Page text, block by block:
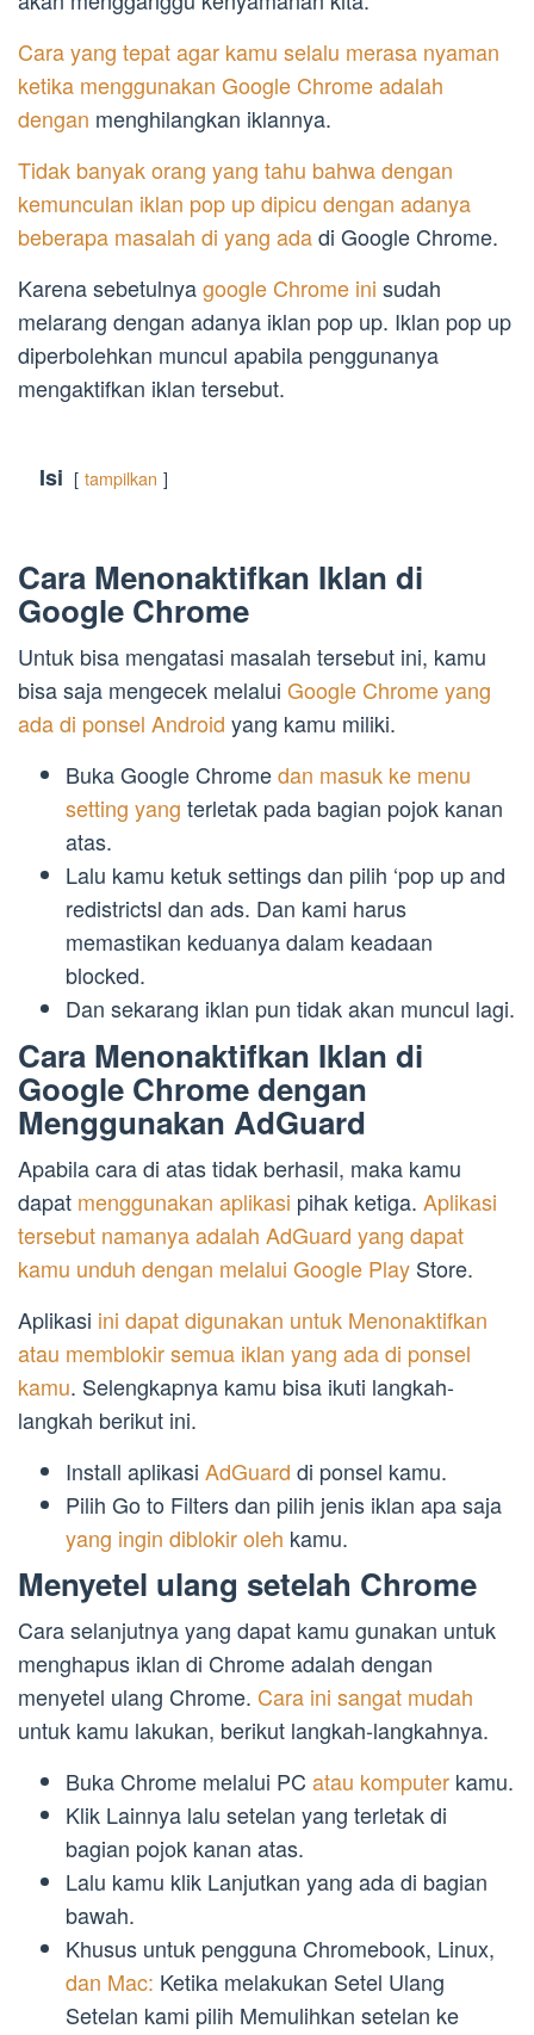
Cara yang tepat agar kamu selalu merasa nyaman
ketika menggunakan Google Chrome adalah
dengan menghilangkan iklannya.
Tidak banyak orang yang tahu bahwa dengan
kemunculan iklan pop up dipicu dengan adanya
beberapa masalah di yang adadi Google Chrome.
Karena sebetulnyagoogle Chrome ini sudah
melarang dengan adanya iklan pop up. Iklan pop up
diperbolehkan muncul apabila penggunanya
mengaktifkan iklan tersebut.
Isi tampilkan
Cara Menonaktifkan Iklan di
Google Chrome
Untuk bisa mengatasi masalah tersebut ini, kamu
bisa saja mengecek melalui Google Chrome yang
ada di ponsel Android yang kamu miliki.
Buka Google Chromedan masuk ke menu
setting yang terletak pada bagian pojok kanan
atas.
Lalu kamu ketuk settings dan pilih ‘pop up and
redistrictsl dan ads. Dan kami harus
memastikan keduanya dalam keadaan
blocked.
Dan sekarang iklan pun tidak akan muncul lagi.
Cara Menonaktifkan Iklan di
Google Chrome dengan
Menggunakan AdGuard
Apabila cara di atas tidak berhasil, maka kamu
dapat menggunakan aplikasi pihak ketiga. Aplikasi
tersebut namanya adalah AdGuard yang dapat
kamu unduh dengan melalui Google Play Store.
Aplikasi ini dapat digunakan untuk Menonaktifkan
atau memblokir semua iklan yang ada di ponsel
kamu. Selengkapnya kamu bisa ikuti langkah-
langkah berikut ini.
Install aplikasi AdGuard di ponsel kamu.
Pilih Go to Filters dan pilih jenis iklan apa saja
yang ingin diblokir oleh kamu.
Menyetel ulang setelah Chrome
Cara selanjutnya yang dapat kamu gunakan untuk
menghapus iklan di Chrome adalah dengan
menyetel ulang Chrome. Cara ini sangat mudah
untuk kamu lakukan, berikut langkah-langkahnya.
Buka Chrome melalui PC atau komputer kamu.
Klik Lainnya lalu setelan yang terletak di
bagian pojok kanan atas.
Lalu kamu klik Lanjutkan yang ada di bagian
bawah.
Khusus untuk pengguna Chromebook, Linux,
dan Mac: Ketika melakukan Setel Ulang
Setelan kami pilih Memulihkan setelan ke